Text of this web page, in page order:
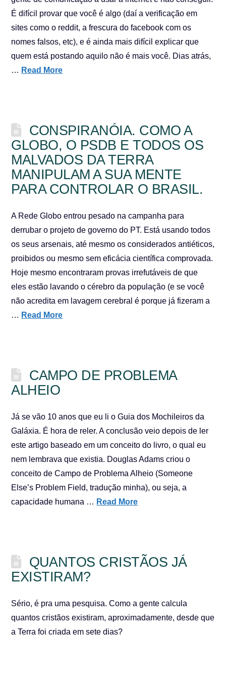
É difícil provar que você é algo (daí a verificação em
sites como o reddit, a frescura do facebook com os
nomes falsos, etc), e é ainda mais difícil explicar que
quem está postando aquilo não é mais você. Dias atrás,
… Read More
CONSPIRANÓIA. COMO A
GLOBO, O PSDB E TODOS OS
MALVADOS DA TERRA
MANIPULAM A SUA MENTE
PARA CONTROLAR O BRASIL.
A Rede Globo entrou pesado na campanha para
derrubar o projeto de governo do PT. Está usando todos
os seus arsenais, até mesmo os considerados antiéticos,
proibidos ou mesmo sem eficácia científica comprovada.
Hoje mesmo encontraram provas irrefutáveis de que
eles estão lavando o cérebro da população (e se você
não acredita em lavagem cerebral é porque já fizeram a
… Read More
CAMPO DE PROBLEMA
ALHEIO
Já se vão 10 anos que eu li o Guia dos Mochileiros da
Galáxia. É hora de reler. A conclusão veio depois de ler
este artigo baseado em um conceito do livro, o qual eu
nem lembrava que existia. Douglas Adams criou o
conceito de Campo de Problema Alheio (Someone
Else’s Problem Field, tradução minha), ou seja, a
capacidade humana … Read More
QUANTOS CRISTÃOS JÁ
EXISTIRAM?
Sério, é pra uma pesquisa. Como a gente calcula
quantos cristãos existiram, aproximadamente, desde que
a Terra foi criada em sete dias?